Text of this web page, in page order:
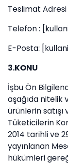
Teslimat
Telefon :
E-Posta:
3.KONU
İşbu Ön
aşağıda nitelik
ürünlerin satışı
Tüketicilerin
2014 tarihli ve
yayınlanan
hükümleri